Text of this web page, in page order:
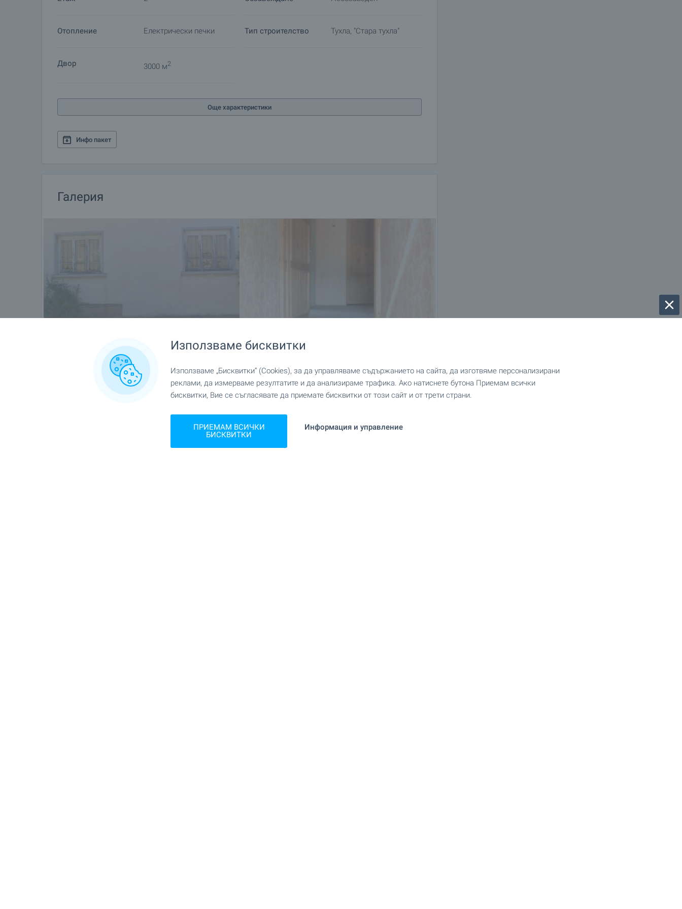
Отопление Електрически печки Тип строителство Тухла, "Стара тухла"
Двор 3000 м2
Още характеристики
Инфо пакет
Галерия
+19
Използваме бисквитки
Използваме „Бисквитки“ (Cookies), за да управляваме съдържанието на сайта, да изготвяме персонализирани
реклами, да измерваме резултатите и да анализираме трафика. Ако натиснете бутона Приемам всички
бисквитки, Вие се съгласявате да приемате бисквитки от този сайт и от трети страни.
ПРИЕМАМ ВСИЧКИ
БИСКВИТКИ
Информация и управление